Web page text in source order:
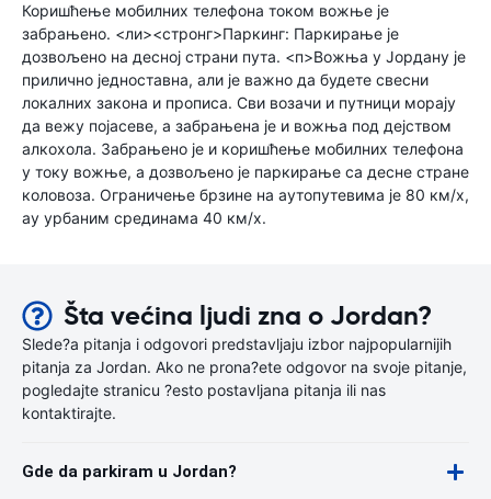
Коришћење мобилних телефона током вожње је
забрањено. <ли><стронг>Паркинг: Паркирање је
дозвољено на десној страни пута. <п>Вожња у Јордану је
прилично једноставна, али је важно да будете свесни
локалних закона и прописа. Сви возачи и путници морају
да вежу појасеве, а забрањена је и вожња под дејством
алкохола. Забрањено је и коришћење мобилних телефона
у току вожње, а дозвољено је паркирање са десне стране
коловоза. Ограничење брзине на аутопутевима је 80 км/х,
ау урбаним срединама 40 км/х.
Šta većina ljudi zna o Jordan?
Slede?a pitanja i odgovori predstavljaju izbor najpopularnijih
pitanja za Jordan. Ako ne prona?ete odgovor na svoje pitanje,
pogledajte stranicu ?esto postavljana pitanja ili nas
kontaktirajte.
Gde da parkiram u Jordan?